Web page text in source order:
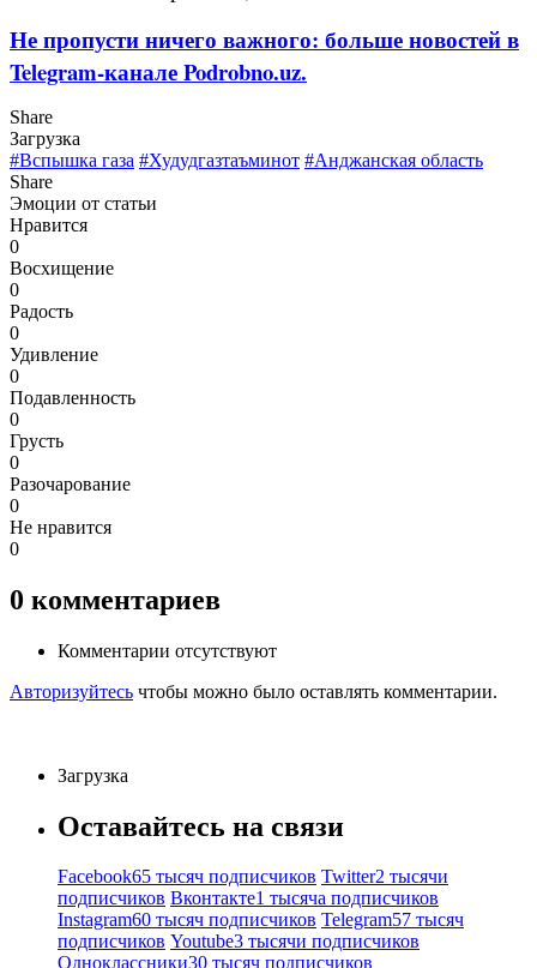
Не пропусти ничего важного: больше новостей в
Telegram-канале Podrobno.uz.
Share
Загрузка
#Вспышка газа #Худудгазтаъминот #Анджанская область
Share
Эмоции от статьи
Нравится
0
Восхищение
0
Радость
0
Удивление
0
Подавленность
0
Грусть
0
Разочарование
0
Не нравится
0
0 комментариев
Комментарии отсутствуют
Авторизуйтесь чтобы можно было оставлять комментарии.
Загрузка
Оставайтесь на связи
Facebook65 тысяч подписчиков Twitter2 тысячи
подписчиков Вконтакте1 тысяча подписчиков
Instagram60 тысяч подписчиков Telegram57 тысяч
подписчиков Youtube3 тысячи подписчиков
Одноклассники30 тысяч подписчиков